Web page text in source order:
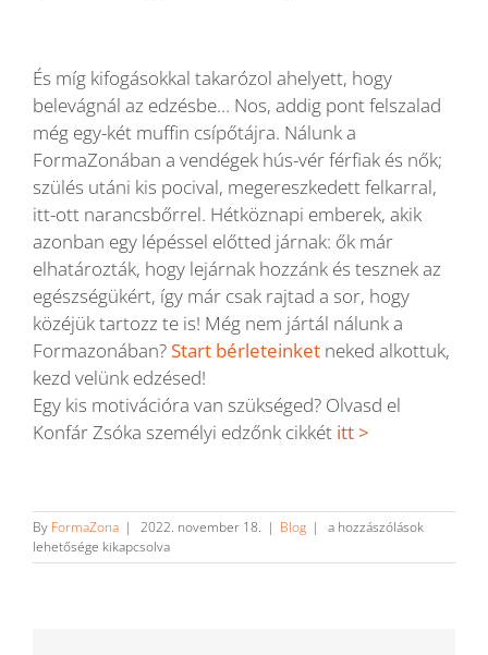
És míg kifogásokkal takarózol ahelyett, hogy
belevágnál az edzésbe… Nos, addig pont felszalad
még egy-két muffin csípőtájra. Nálunk a
FormaZonában a vendégek hús-vér férfiak és nők;
szülés utáni kis pocival, megereszkedett felkarral,
itt-ott narancsbőrrel. Hétköznapi emberek, akik
azonban egy lépéssel előtted járnak: ők már
elhatározták, hogy lejárnak hozzánk és tesznek az
egészségükért, így már csak rajtad a sor, hogy
közéjük tartozz te is! Még nem jártál nálunk a
Formazonában?Start bérleteinketneked alkottuk,
kezd velünk edzésed!
Egy kis motivációra van szükséged? Olvasd el
Konfár Zsóka személyi edzőnk cikkét itt >
By FormaZona | 2022. november 18. | Blog |
Mi
a
a hozzászólások
lehetősége kikapcsolva